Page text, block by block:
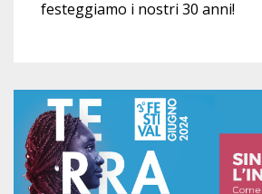
festeggiamo i nostri 30 anni!